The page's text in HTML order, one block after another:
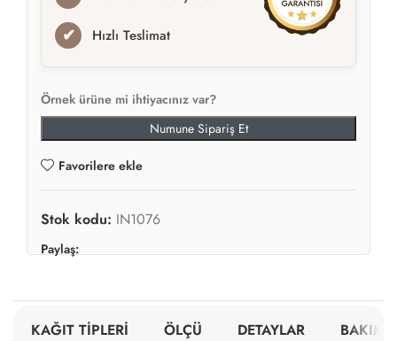
✔ Hızlı Teslimat
Örnek ürüne mi ihtiyacınız var?
Numune Sipariş Et
Favorilere ekle
Stok kodu: IN1076
Paylaş:
KAĞIT TİPLERİ ÖLÇÜ DETAYLAR BAKIM